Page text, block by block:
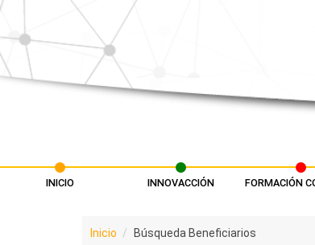
Pasar al contenido principal
INICIO INNOVACCIÓN FORMACIÓN
Inicio Búsqueda Beneficiarios